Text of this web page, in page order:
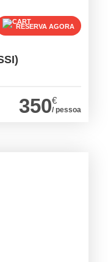
RESERVA AGORA
350€
/ pessoa